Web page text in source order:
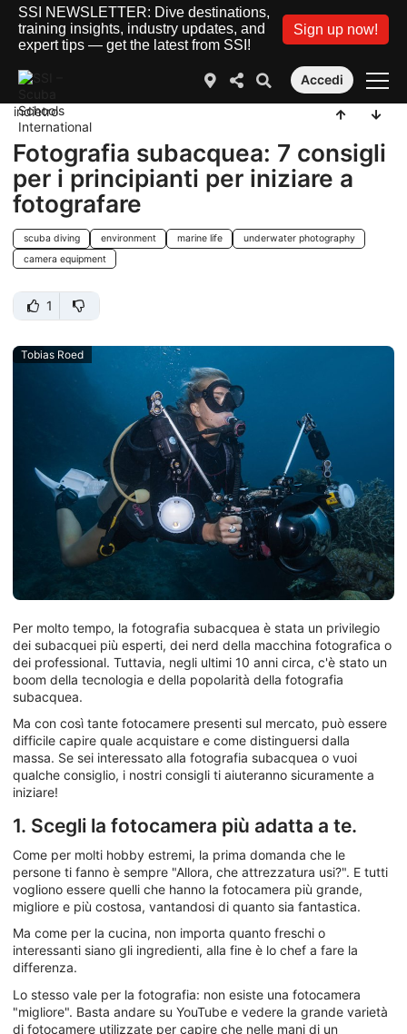
SSI NEWSLETTER: Dive destinations,
training insights, industry updates, and
expert tips — get the latest from SSI!
Sign up now!
Accedi
indietro
Fotografia subacquea: 7 consigli
per i principianti per iniziare a
fotografare
scuba diving environment marine life
underwater photography
camera equipment
1
Tobias Roed
Per molto tempo, la fotografia subacquea è stata un privilegio
dei subacquei più esperti, dei nerd della macchina fotografica o
dei professional. Tuttavia, negli ultimi 10 anni circa, c'è stato un
boom della tecnologia e della popolarità della fotografia
subacquea.
Ma con così tante fotocamere presenti sul mercato, può essere
difficile capire quale acquistare e come distinguersi dalla
massa. Se sei interessato alla fotografia subacquea o vuoi
qualche consiglio, i nostri consigli ti aiuteranno sicuramente a
iniziare!
1. Scegli la fotocamera più adatta a te.
Come per molti hobby estremi, la prima domanda che le
persone ti fanno è sempre "Allora, che attrezzatura usi?". E tutti
vogliono essere quelli che hanno la fotocamera più grande,
migliore e più costosa, vantandosi di quanto sia fantastica.
Ma come per la cucina, non importa quanto freschi o
interessanti siano gli ingredienti, alla fine è lo chef a fare la
differenza.
Lo stesso vale per la fotografia: non esiste una fotocamera
"migliore". Basta andare su YouTube e vedere la grande varietà
di fotocamere utilizzate per capire che nelle mani di un